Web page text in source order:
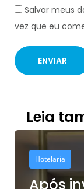
Salvar meus
vez que eu
Leia
Hotelaria
Após